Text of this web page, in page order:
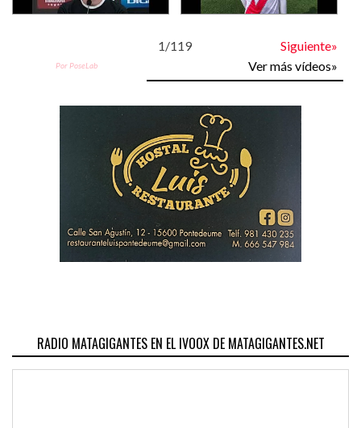
1/119 Siguiente»
Por PoseLab Ver más vídeos»
RADIO MATAGIGANTES EN EL IVOOX DE MATAGIGANTES.NET